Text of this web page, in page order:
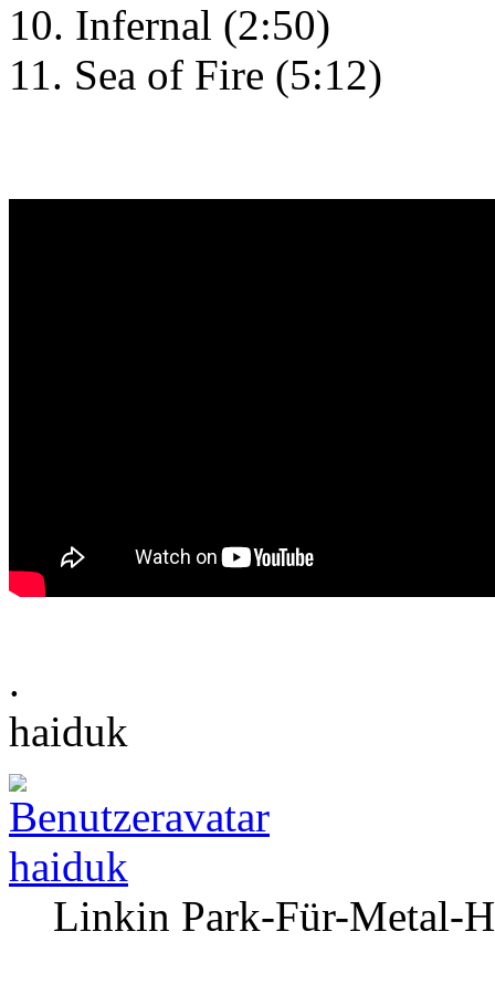
10. Infernal (2:50)
11. Sea of Fire (5:12)
.
haiduk
haiduk
Linkin Park-Für-Metal-